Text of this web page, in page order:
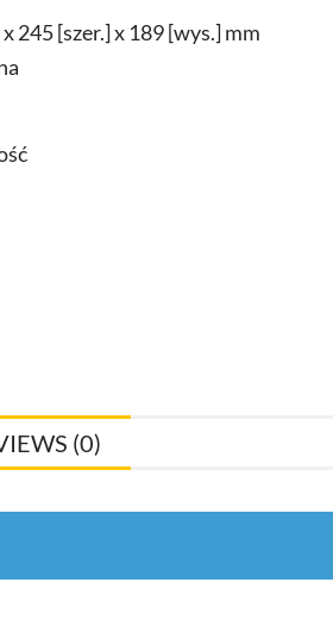
x 245 [szer.] x 189 [wys.] mm
(0)